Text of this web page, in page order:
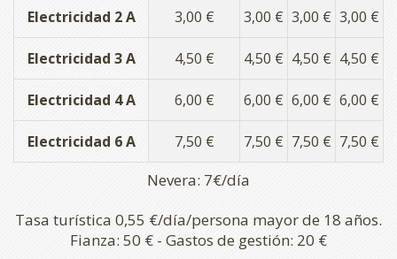
Electricidad 2 A 3,00 € 3,00 € 3,00 € 3,00 €
Electricidad 3 A 4,50 € 4,50 € 4,50 € 4,50 €
Electricidad 4 A 6,00 € 6,00 € 6,00 € 6,00 €
Electricidad 6 A 7,50 € 7,50 € 7,50 € 7,50 €
Nevera: 7€/día
Tasa turística 0,55 €/día/persona mayor de 18 años.
Fianza: 50 € - Gastos de gestión: 20 €